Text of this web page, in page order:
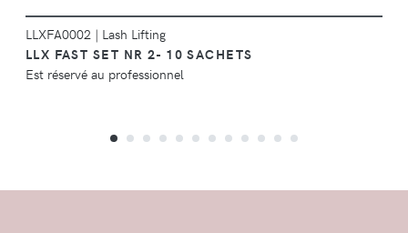
LLXFA0002 | Lash Lifting
LLX FAST SET NR 2- 10 SACHETS
Est réservé au professionnel